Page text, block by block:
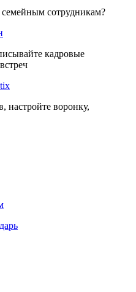
семейным сотрудникам?
кадровые
настройте воронку,